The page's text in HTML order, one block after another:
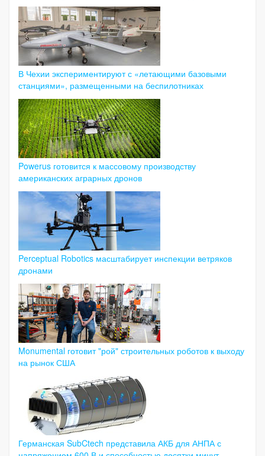
В Чехии экспериментируют с «летающими базовыми
станциями», размещенными на беспилотниках
Powerus готовится к массовому производству
американских аграрных дронов
Perceptual Robotics масштабирует инспекции ветряков
дронами
Monumental готовит "рой" строительных роботов к выходу
на рынок США
Германская SubCtech представила АКБ для АНПА с